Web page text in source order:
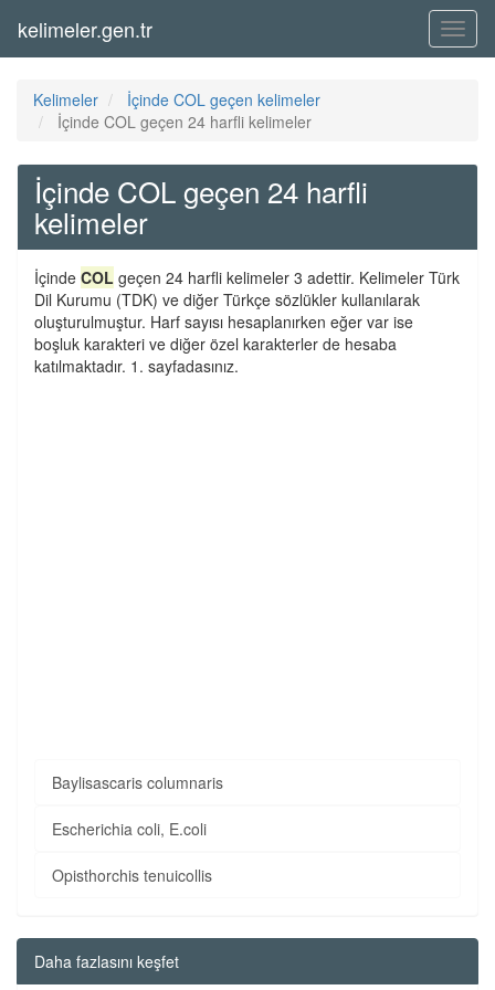
Menü
kelimeler.gen.tr
Kelimeler
İçinde COL geçen kelimeler
İçinde COL geçen 24 harfli kelimeler
İçinde COL geçen 24 harfli
kelimeler
İçinde COL geçen 24 harfli kelimeler 3 adettir. Kelimeler Türk
Dil Kurumu (TDK) ve diğer Türkçe sözlükler kullanılarak
oluşturulmuştur. Harf sayısı hesaplanırken eğer var ise
boşluk karakteri ve diğer özel karakterler de hesaba
katılmaktadır. 1. sayfadasınız.
Baylisascaris columnaris
Escherichia coli, E.coli
Opisthorchis tenuicollis
Daha fazlasını keşfet